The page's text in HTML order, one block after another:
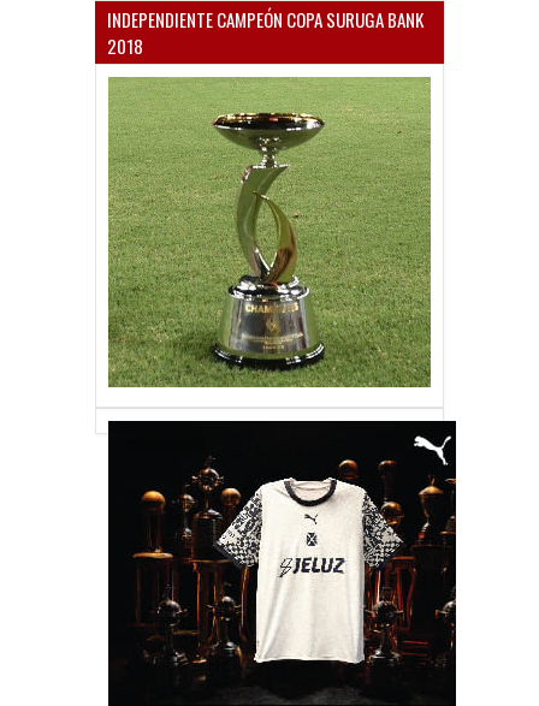
INDEPENDIENTE CAMPEÓN COPA SURUGA BANK
2018